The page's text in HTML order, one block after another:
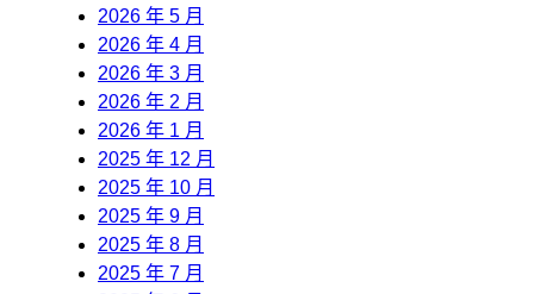
2026 年 5 月
2026 年 4 月
2026 年 3 月
2026 年 2 月
2026 年 1 月
2025 年 12 月
2025 年 10 月
2025 年 9 月
2025 年 8 月
2025 年 7 月